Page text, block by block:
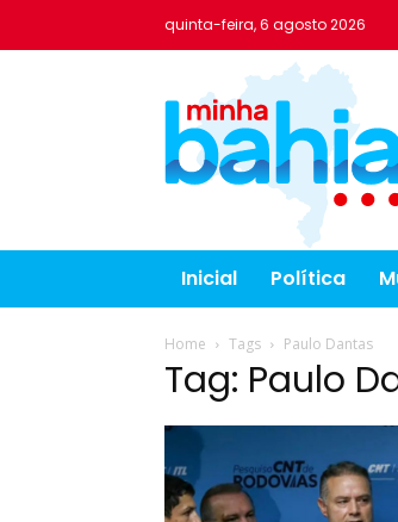
quinta-feira, 6 agosto 2026
Inicial Política
Home Tags Paulo Dantas
Tag: Paulo